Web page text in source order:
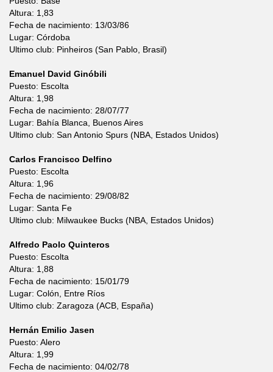
Altura: 1,83
Fecha de nacimiento: 13/03/86
Lugar: Córdoba
Ultimo club: Pinheiros (San Pablo, Brasil)
Emanuel David Ginóbili
Puesto: Escolta
Altura: 1,98
Fecha de nacimiento: 28/07/77
Lugar: Bahía Blanca, Buenos Aires
Ultimo club: San Antonio Spurs (NBA, Estados Unidos)
Carlos Francisco Delfino
Puesto: Escolta
Altura: 1,96
Fecha de nacimiento: 29/08/82
Lugar: Santa Fe
Ultimo club: Milwaukee Bucks (NBA, Estados Unidos)
Alfredo Paolo Quinteros
Puesto: Escolta
Altura: 1,88
Fecha de nacimiento: 15/01/79
Lugar: Colón, Entre Ríos
Ultimo club: Zaragoza (ACB, España)
Hernán Emilio Jasen
Puesto: Alero
Altura: 1,99
Fecha de nacimiento: 04/02/78